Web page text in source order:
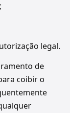
legal.
de
coibir o